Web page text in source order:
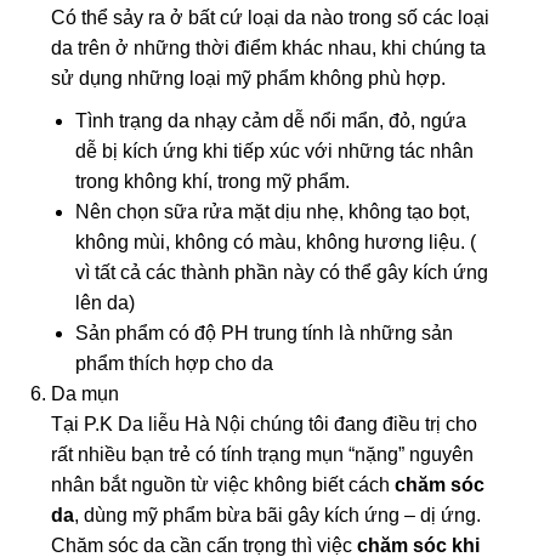
Có thể sảy ra ở bất cứ loại da nào trong số các loại
da trên ở những thời điểm khác nhau, khi chúng ta
sử dụng những loại mỹ phẩm không phù hợp.
Tình trạng da nhạy cảm dễ nổi mẩn, đỏ, ngứa
dễ bị kích ứng khi tiếp xúc với những tác nhân
trong không khí, trong mỹ phẩm.
Nên chọn sữa rửa mặt dịu nhẹ, không tạo bọt,
không mùi, không có màu, không hương liệu. (
vì tất cả các thành phần này có thể gây kích ứng
lên da)
Sản phẩm có độ PH trung tính là những sản
phẩm thích hợp cho da
Da mụn
Tại P.K Da liễu Hà Nội chúng tôi đang điều trị cho
rất nhiều bạn trẻ có tính trạng mụn “nặng” nguyên
nhân bắt nguồn từ việc không biết cáchchăm sóc
da, dùng mỹ phẩm bừa bãi gây kích ứng – dị ứng.
Chăm sóc da cần cấn trọng thì việcchăm sóc khi